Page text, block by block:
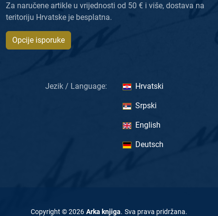
Za naručene artikle u vrijednosti od 50 € i više, dostava na
teritoriju Hrvatske je besplatna.
Opcije isporuke
Jezik / Language: Hrvatski
Srpski
English
Deutsch
Copyright ©2026 Arka knjiga. Sva prava pridržana.